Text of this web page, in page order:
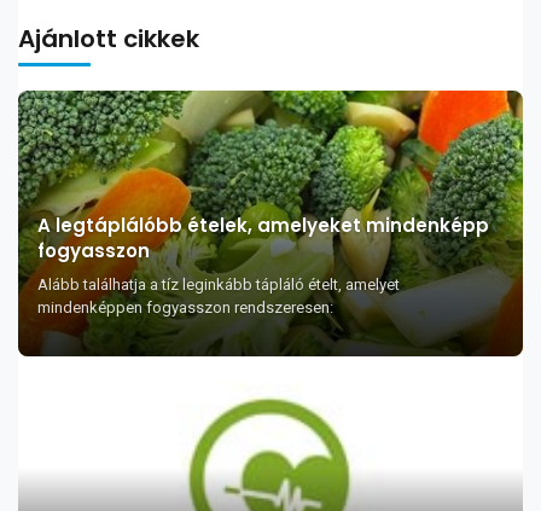
Ajánlott cikkek
A legtáplálóbb ételek, amelyeket mindenképp
fogyasszon
Alább találhatja a tíz leginkább tápláló ételt, amelyet
mindenképpen fogyasszon rendszeresen: